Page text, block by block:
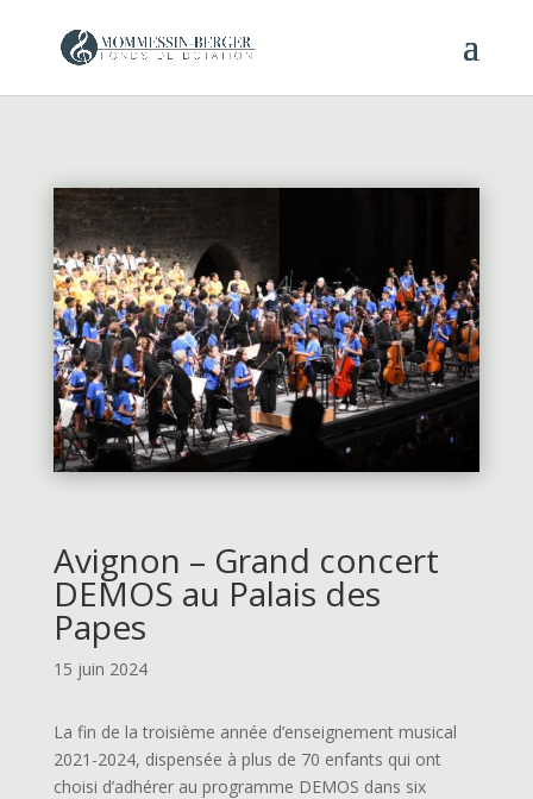
Avignon – Grand concert
DEMOS au Palais des
Papes
15 juin 2024
La fin de la troisième année d’enseignement musical
2021-2024, dispensée à plus de 70 enfants qui ont
choisi d’adhérer au programme DEMOS dans six